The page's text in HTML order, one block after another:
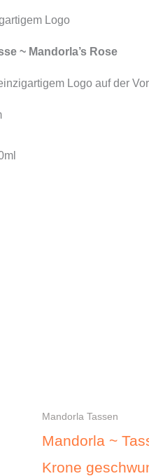
Logo
~ Mandorla’s Rose
Logo auf der
Mandorla Tassen
Mandorla ~
Krone